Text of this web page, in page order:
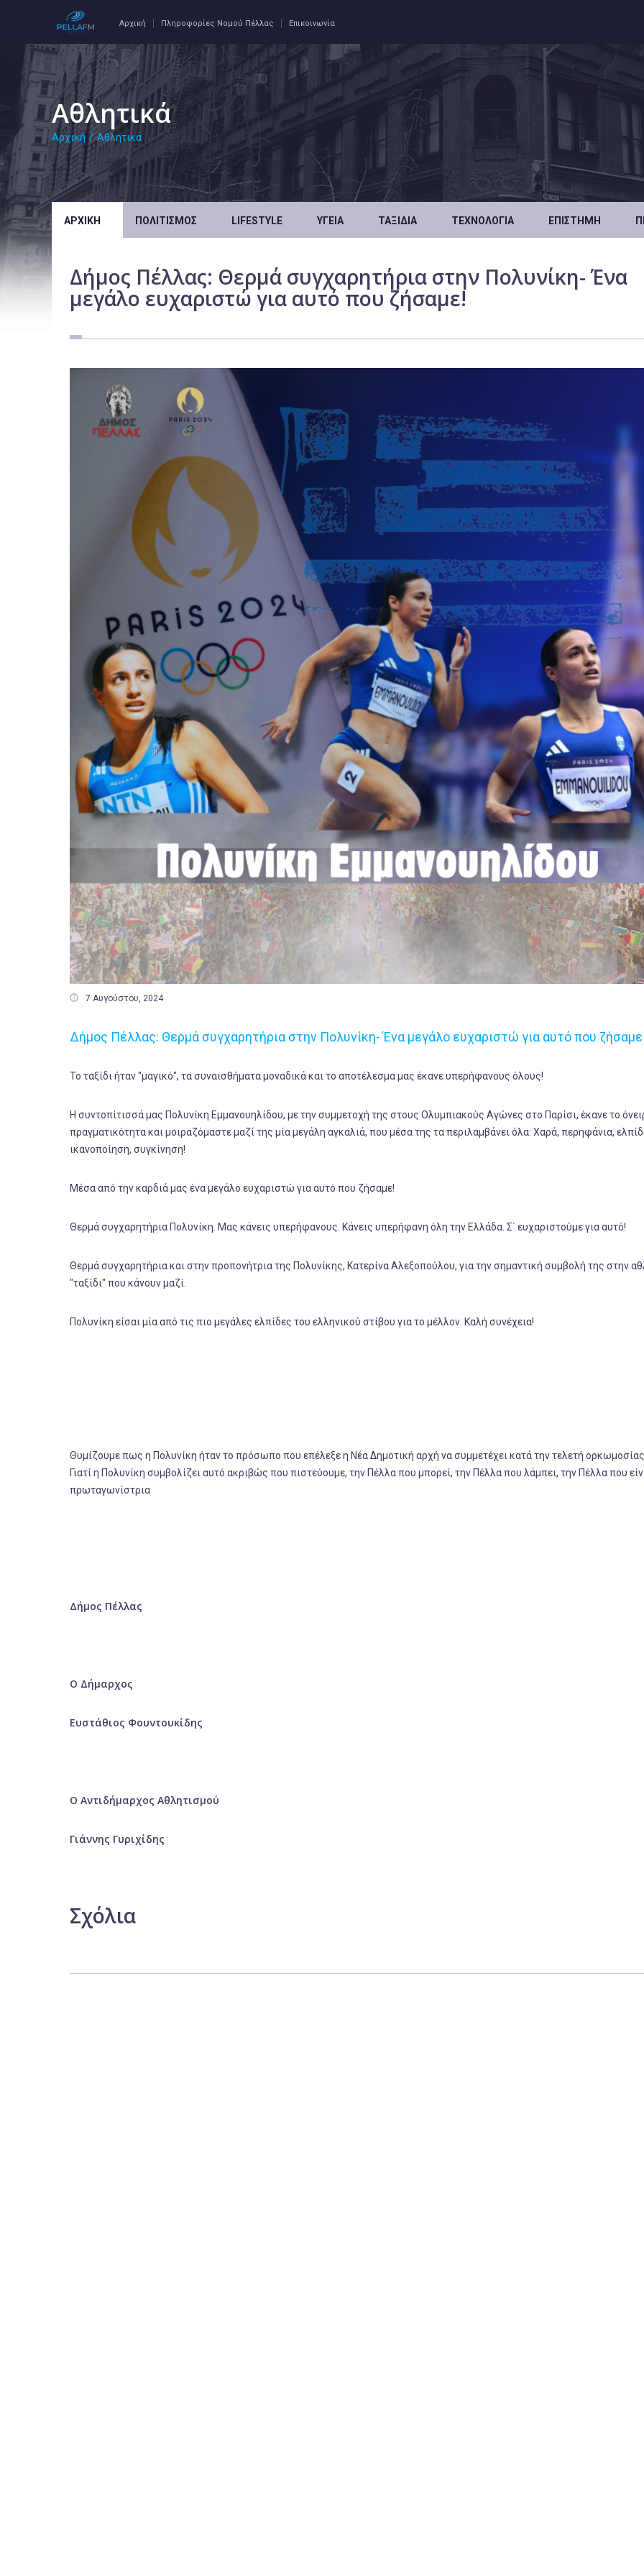
Αρχική Πληροφορίες Νομού Πέλλας Επικοινωνία
Αθλητικά
Αρχική / Αθλητικά
ΑΡΧΙΚΉ ΠΟΛΙΤΙΣΜΌΣ LIFESTYLE ΥΓΕΊΑ ΤΑΞΊΔΙΑ ΤΕΧΝΟΛΟΓΊΑ ΕΠΙΣΤΉΜΗ
Δήμος Πέλλας: Θερμά συγχαρητήρια στην Πολυνίκη- Ένα
μεγάλο ευχαριστώ για αυτό που ζήσαμε!
 7 Αυγούστου, 2024
Δήμος Πέλλας: Θερμά συγχαρητήρια στην Πολυνίκη- Ένα μεγάλο ευχαριστώ για αυτό που
Το ταξίδι ήταν "μαγικό", τα συναισθήματα μοναδικά και το αποτέλεσμα μας έκανε υπερήφανους όλους!
H συντοπίτισσά μας Πολυνίκη Εμμανουηλίδου, με την συμμετοχή της στους Ολυμπιακούς Αγώνες στο Παρίσι, έκανε το
πραγματικότητα και μοιραζόμαστε μαζί της μία μεγάλη αγκαλιά, που μέσα της τα περιλαμβάνει όλα: Χαρά, περηφάνια,
ικανοποίηση, συγκίνηση!
Μέσα από την καρδιά μας ένα μεγάλο ευχαριστώ για αυτό που ζήσαμε!
Θερμά συγχαρητήρια Πολυνίκη. Μας κάνεις υπερήφανους. Κάνεις υπερήφανη όλη την Ελλάδα. Σ΄ ευχαριστούμε για αυτό!
Θερμά συγχαρητήρια και στην προπονήτρια της Πολυνίκης, Κατερίνα Αλεξοπούλου, για την σημαντική συμβολή της στην
"ταξίδι" που κάνουν μαζί.
Πολυνίκη είσαι μία από τις πιο μεγάλες ελπίδες του ελληνικού στίβου για το μέλλον. Καλή συνέχεια!
Θυμίζουμε πως η Πολυνίκη ήταν το πρόσωπο που επέλεξε η Νέα Δημοτική αρχή να συμμετέχει κατά την τελετή
Γιατί η Πολυνίκη συμβολίζει αυτό ακριβώς που πιστεύουμε, την Πέλλα που μπορεί, την Πέλλα που λάμπει, την Πέλλα που
πρωταγωνίστρια
Δήμος Πέλλας
Ο Δήμαρχος
Ευστάθιος Φουντουκίδης
Ο Αντιδήμαρχος Αθλητισμού
Γιάννης Γυριχίδης
Σχόλια